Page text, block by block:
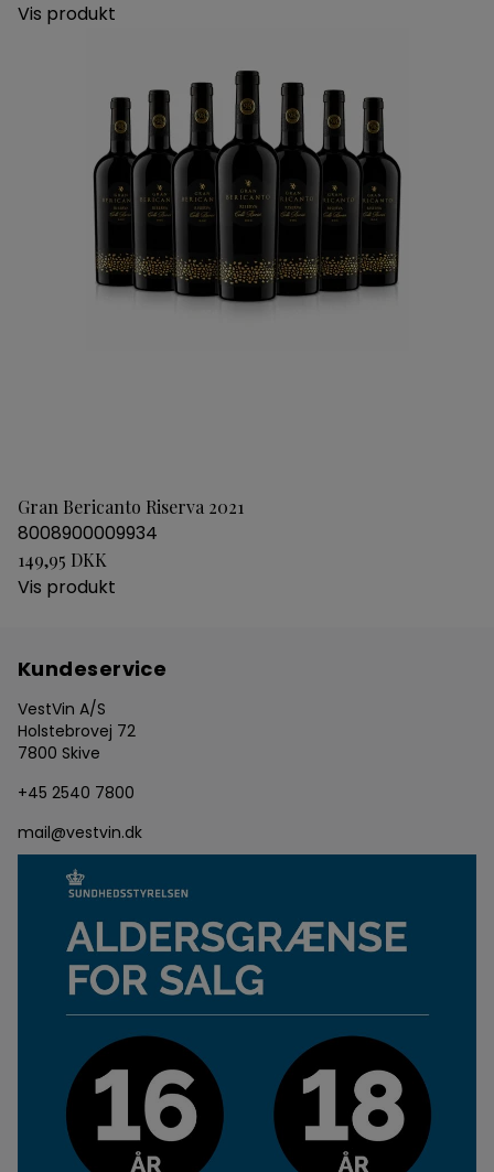
Vis produkt
Gran Bericanto Riserva 2021
8008900009934
149,95 DKK
Vis produkt
Kundeservice
VestVin A/S
Holstebrovej 72
7800 Skive
+45 2540 7800
mail@vestvin.dk